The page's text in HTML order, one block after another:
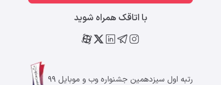
با اتاقک همراه شوید
رتبه اول سیزدهمین جشنواره وب و موبایل ۹۹